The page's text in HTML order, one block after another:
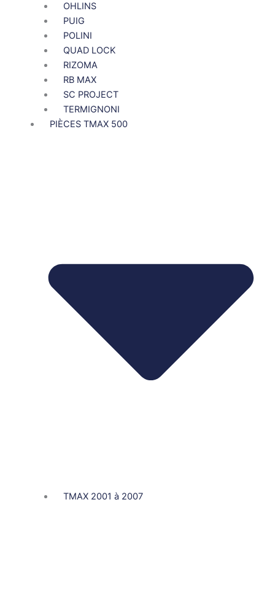
OHLINS
PUIG
POLINI
QUAD LOCK
RIZOMA
RB MAX
SC PROJECT
TERMIGNONI
PIÈCES TMAX 500
TMAX 2001 à 2007